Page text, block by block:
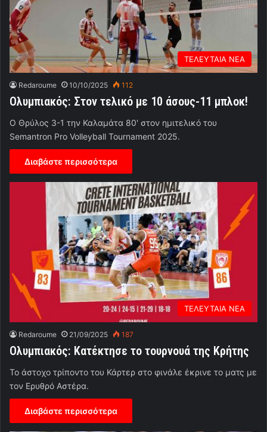
ΤΕΛΕΥΤΑΙΑ ΝΕΑ
Redaroume 10/10/2025 112
Ολυμπιακός: Στον τελικό με 10 άσους-11 μπλοκ!
Ο Θρύλος 3-1 την Καλαμάτα 80' στον ημιτελικό του
Semantron Pro Volleyball Tournament 2025.
Διαβάστε περισσότερα
ΤΕΛΕΥΤΑΙΑ ΝΕΑ
Redaroume 21/09/2025 187
Ολυμπιακός: Κατέκτησε το τουρνουά της Κρήτης
Το άστοχο τρίποντο του Κάρτερ στο φινάλε έκρινε το ματς με
τον Ερυθρό Αστέρα.
Διαβάστε περισσότερα